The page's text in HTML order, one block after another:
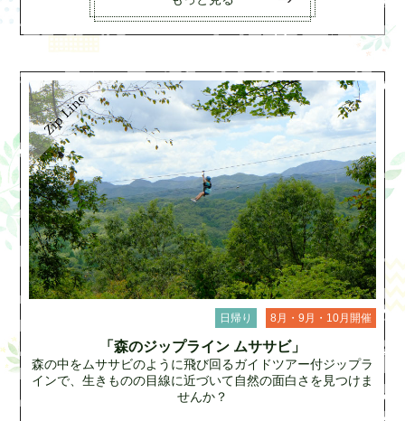
日帰り 8月・9月・10月開催
「森のジップライン ムササビ」
森の中をムササビのように飛び回るガイドツアー付ジップラ
インで、生きものの目線に近づいて自然の面白さを見つけま
せんか？